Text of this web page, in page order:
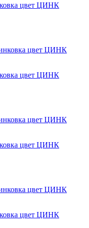
цвет ЦИНК
цвет ЦИНК
цвет ЦИНК
цвет ЦИНК